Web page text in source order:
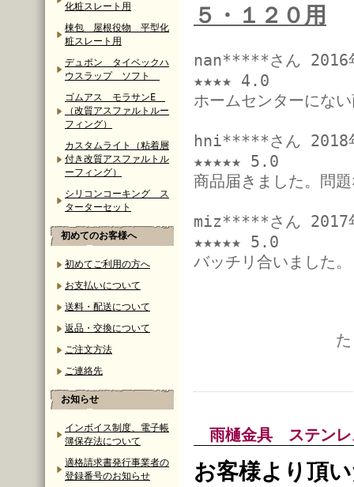
化粧スレート用
棟包 屋根役物 平型化
粧スレート用
デュポン タイベックハ
ウスラップ ソフト
ゴムアス モラサンE
（改質アスファルトルー
フィング）
カスタムライト（粘着層
付き改質アスファルトル
ーフィング）
シリコンコーキング ス
ターターセット
初めてのお客様へ
初めてご利用の方へ
お支払いについて
送料・配送について
返品・交換について
ご注文方法
ご連絡先
お知らせ
インボイス制度、電子帳
簿保存法について
適格請求書発行事業者の
登録番号のお知らせ
５・１２０用
nan*****さん 2016
★★★★ 4.0
ホームセンターにな
hni*****さん 2018
★★★★★ 5.0
商品届きました。問
miz*****さん 2017
★★★★★ 5.0
バッチリ合いました
雨樋金具 ステン
お客様より頂